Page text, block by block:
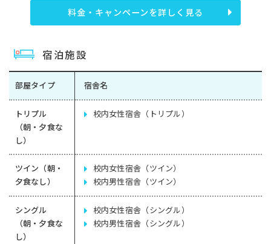
料金・キャンペーンを詳しく見る
宿泊施設
部屋タイプ 宿舎名
トリプル
（朝・夕食な
し）
校内女性宿舎（トリプル）
ツイン（朝・
夕食なし）
校内女性宿舎（ツイン）
校内男性宿舎（ツイン）
シングル
（朝・夕食な
し）
校内女性宿舎（シングル）
校内男性宿舎（シングル）